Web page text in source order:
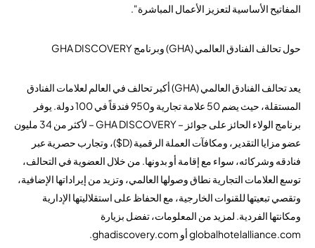
المفاتيح الأساسية لتعزيز الأعمال المباشرة".
حول تحالف الفنادق العالمي (GHA) وبرنامج GHA DISCOVERY
يعد تحالف الفنادق العالمي (GHA) أكبر تحالف في العالم لعلامات الفنادق
المستقلة، حيث يضم 50 علامة تجارية و950 فندقاً في 100 دولة. يوفر
برنامج الولاء الحائز على جوائز – GHA DISCOVERY – لأكثر من 34 مليون
عضو مزايا التقدير، ومكافآت العملة الرقمية (D$)، وتجارب حصرية عبر
فنادقه وشركائه، سواء مع إقامة أو بدونها. من خلال العضوية في التحالف،
توسع العلامات التجارية نطاق وصولها العالمي، وتزيد من إيراداتها الإضافية،
وتقصي تبعيتها للقنوات الخارجية، مع الحفاظ على استقلاليتها الإدارية
ومكانتها الفردية. لمزيد من المعلومات، تفضل بزيارة
globalhotelalliance.com أو ghadiscovery.com.